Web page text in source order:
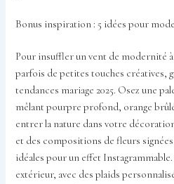
Bonus inspiration : 5 idées pour
Pour insuffler un vent de modernité
parfois de petites touches créatives,
tendances mariage 2025. Osez une
mêlant pourpre profond, orange
entrer la nature dans votre
et des compositions de fleurs
idéales pour un effet
extérieur, avec des plaids